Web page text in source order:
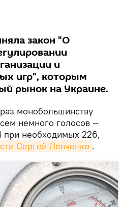
закон "О
и
игр", которым
рынок на Украине.
монобольшинству
немного голосов —
при необходимых 226,
Сергей Левченко .